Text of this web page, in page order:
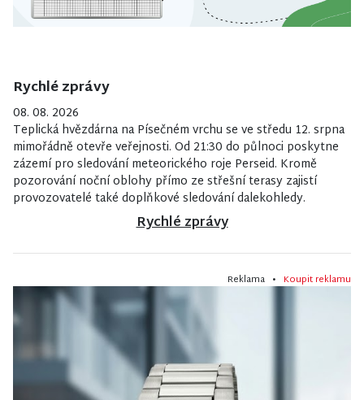
Rychlé zprávy
08. 08. 2026
Teplická hvězdárna na Písečném vrchu se ve středu 12. srpna
mimořádně otevře veřejnosti. Od 21:30 do půlnoci poskytne
zázemí pro sledování meteorického roje Perseid. Kromě
pozorování noční oblohy přímo ze střešní terasy zajistí
provozovatelé také doplňkové sledování dalekohledy.
Rychlé zprávy
Reklama • Koupit reklamu